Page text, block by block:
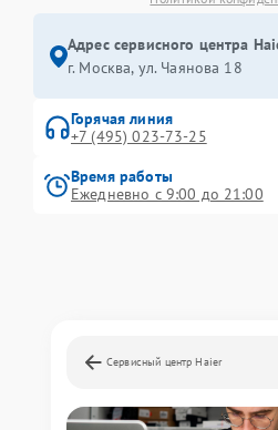
Адрес сервисного центра
г. Москва, ул. Чаянова 18
Горячая линия
+7 (495) 023-73-25
Время работы
Ежедневно с 9:00 до 21:00
Сервисный центр Haier